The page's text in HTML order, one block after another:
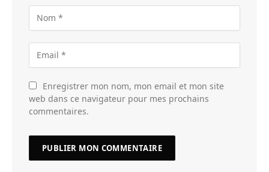
Enregistrer mon nom, mon email et mon site
web dans ce navigateur pour mes prochains
commentaires.